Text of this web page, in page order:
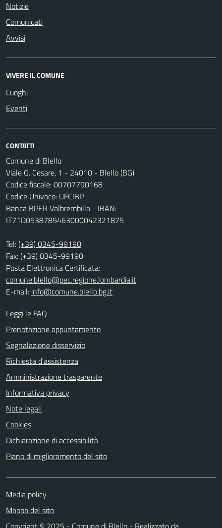
Notizie
Comunicati
Avvisi
VIVERE IL COMUNE
Luoghi
Eventi
CONTATTI
Comune di Blello
Viale G. Cesare, 1 - 24010 - Blello (BG)
Codice fiscale: 00707790168
Codice Univoco: UFCIBP
Banca BPER Valbrembilla - IBAN:
IT71D0538785463000042321875
Tel:(+39) 0345-99190
Fax: (+39) 0345-99190
Posta Elettronica Certificata:
comune.blello@pec.regione.lombardia.it
E-mail: info@comune.blello.bg.it
Leggi le FAQ
Prenotazione appuntamento
Segnalazione disservizio
Richiesta d'assistenza
Amministrazione trasparente
Informativa privacy
Note legali
Cookies
Dichiarazione di accessibilità
Piano di miglioramento del sito
Media policy
Mappa del sito